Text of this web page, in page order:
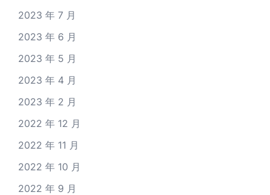
2023 年 7 月
2023 年 6 月
2023 年 5 月
2023 年 4 月
2023 年 2 月
2022 年 12 月
2022 年 11 月
2022 年 10 月
2022 年 9 月